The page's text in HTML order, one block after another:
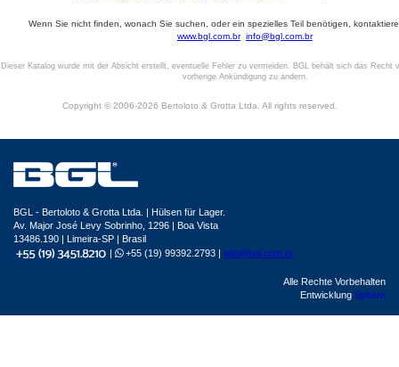
Wenn Sie nicht finden, wonach Sie suchen, oder ein spezielles Teil benötigen,
www.bgl.com.br info@bgl.com.br
Dieser Katalog wurde mit der Absicht erstellt, eventuelle Fehler zu vermeiden. BGL behält sich das Recht
vorherige Ankündigung zu ändern.
Copyright © 2006-2026 Bertoloto & Grotta Ltda. All rights reserved.
BGL - Bertoloto & Grotta Ltda. | Hülsen für Lager.
Av. Major José Levy Sobrinho, 1296 | Boa Vista
13486.190 | Limeira-SP | Brasil
|
+55 (19) 99392.2793 | info@bgl.com.br
Alle Rechte Vorbehalten
Entwicklung Sphera